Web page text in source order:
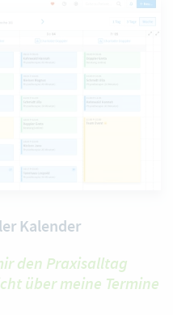
Kalender
den Praxisalltag
über meine Termine